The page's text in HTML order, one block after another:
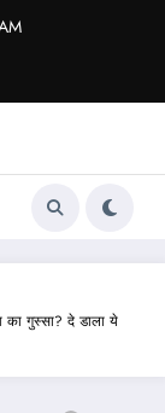
का गुस्सा? दे डाला ये